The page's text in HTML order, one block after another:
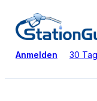
Inhalt
Anmelden 30